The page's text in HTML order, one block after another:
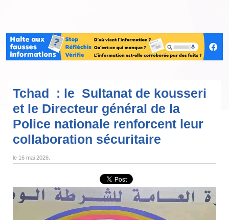
Tchad : le Sultanat de kousseri
et le Directeur général de la
Police nationale renforcent leur
collaboration sécuritaire
le 16 mai 2026